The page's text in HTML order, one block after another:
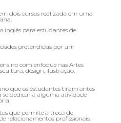
dois cursos realizada em uma
inglês para estudantes de
pretendidas por um
com enfoque nas Artes
design, ilustração,
que os estudantes tiram antes
se dedicar a alguma atividade
que permite a troca de
relacionamentos profissionais.